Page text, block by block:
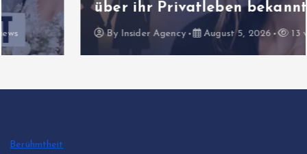
über ihr Privatleben bekannt ist
ByInsider Agency August 5, 2026 13 views
Berühmtheit